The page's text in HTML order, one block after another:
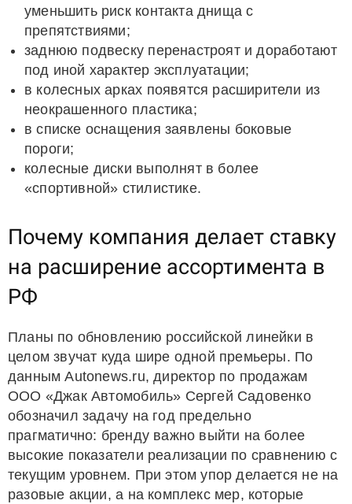
уменьшить риск контакта днища с
препятствиями;
заднюю подвеску перенастроят и доработают
под иной характер эксплуатации;
в колесных арках появятся расширители из
неокрашенного пластика;
в списке оснащения заявлены боковые
пороги;
колесные диски выполнят в более
«спортивной» стилистике.
Почему компания делает ставку
на расширение ассортимента в
РФ
Планы по обновлению российской линейки в
целом звучат куда шире одной премьеры. По
данным Autonews.ru, директор по продажам
ООО «Джак Автомобиль» Сергей Садовенко
обозначил задачу на год предельно
прагматично: бренду важно выйти на более
высокие показатели реализации по сравнению с
текущим уровнем. При этом упор делается не на
разовые акции, а на комплекс мер, которые